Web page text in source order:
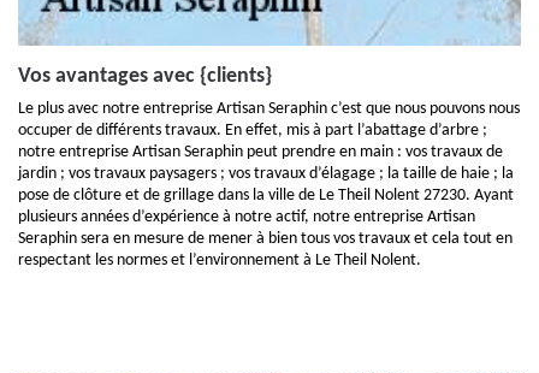
Vos avantages avec {clients}
Le plus avec notre entreprise Artisan Seraphin c’est que nous pouvons nous
occuper de différents travaux. En effet, mis à part l’abattage d’arbre ;
notre entreprise Artisan Seraphin peut prendre en main : vos travaux de
jardin ; vos travaux paysagers ; vos travaux d’élagage ; la taille de haie ; la
pose de clôture et de grillage dans la ville de Le Theil Nolent 27230. Ayant
plusieurs années d’expérience à notre actif, notre entreprise Artisan
Seraphin sera en mesure de mener à bien tous vos travaux et cela tout en
respectant les normes et l’environnement à Le Theil Nolent.